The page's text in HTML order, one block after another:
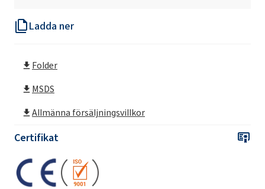
Ladda ner
Folder
MSDS
Allmänna försäljningsvillkor
Certifikat